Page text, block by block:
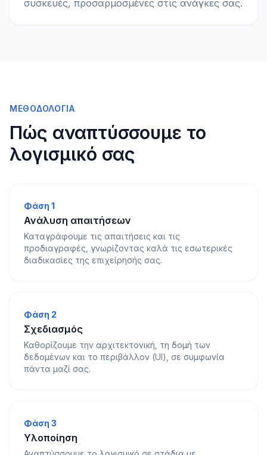
συσκευές, προσαρμοσμένες στις ανάγκες σας.
ΜΕΘΟΔΟΛΟΓΊΑ
Πώς αναπτύσσουμε το
λογισμικό σας
Φάση 1
Ανάλυση απαιτήσεων
Καταγράφουμε τις απαιτήσεις και τις
προδιαγραφές, γνωρίζοντας καλά τις εσωτερικές
διαδικασίες της επιχείρησής σας.
Φάση 2
Σχεδιασμός
Καθορίζουμε την αρχιτεκτονική, τη δομή των
δεδομένων και το περιβάλλον (UI), σε συμφωνία
πάντα μαζί σας.
Φάση 3
Υλοποίηση